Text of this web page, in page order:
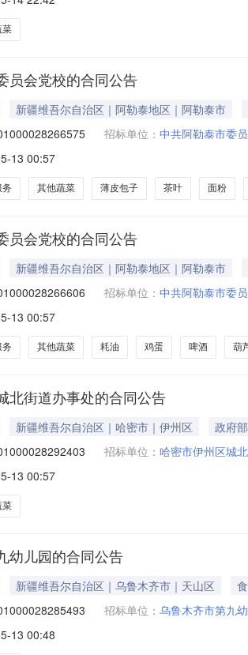
菜
员会党校的合同公告
新疆维吾尔自治区｜阿勒泰地区｜阿勒泰市
招标单位： 中共阿勒泰市委
13 00:57
务 其他蔬菜 薄皮包子 茶叶 面粉
员会党校的合同公告
新疆维吾尔自治区｜阿勒泰地区｜阿勒泰市
招标单位： 中共阿勒泰市委
13 00:57
务 其他蔬菜 耗油 鸡蛋 啤酒 葫
北街道办事处的合同公告
新疆维吾尔自治区｜哈密市｜伊州区
政府
招标单位： 哈密市伊州区城
13 00:57
菜
幼儿园的合同公告
新疆维吾尔自治区｜乌鲁木齐市｜天山区
招标单位： 乌鲁木齐市第九
13 00:48